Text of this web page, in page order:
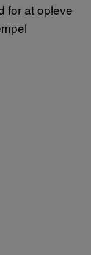
for at opleve